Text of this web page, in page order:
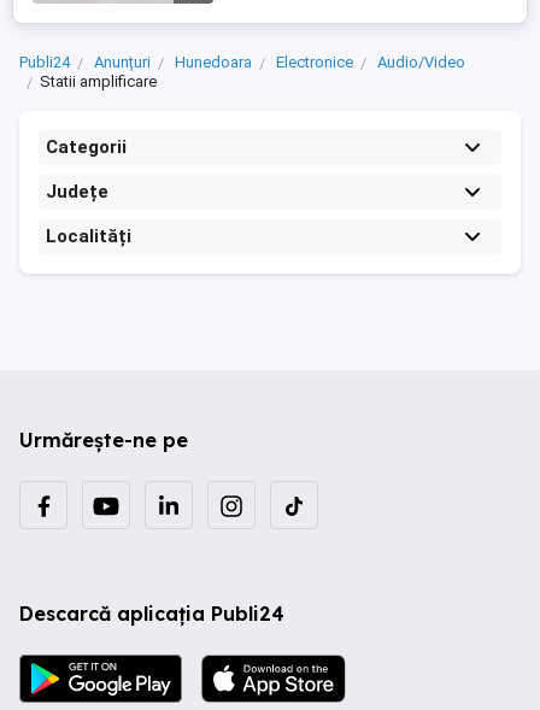
Publi24 Anunțuri Hunedoara Electronice
Audio/Video
Statii amplificare
Categorii
Județe
Localități
Urmărește-ne pe
Descarcă aplicația Publi24